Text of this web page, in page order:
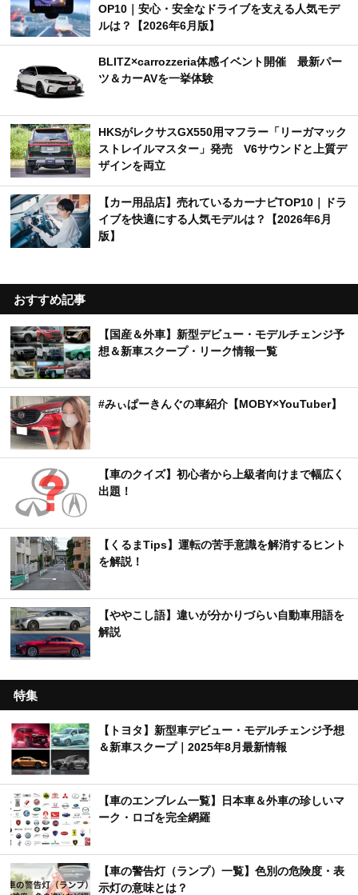
OP10｜安心・安全なドライブを支える人気モデ
ルは？【2026年6月版】
BLITZ×carrozzeria体感イベント開催 最新パー
ツ＆カーAVを一挙体験
HKSがレクサスGX550用マフラー「リーガマック
ストレイルマスター」発売 V6サウンドと上質デ
ザインを両立
【カー用品店】売れているカーナビTOP10｜ドラ
イブを快適にする人気モデルは？【2026年6月
版】
おすすめ記事
【国産＆外車】新型デビュー・モデルチェンジ予
想＆新車スクープ・リーク情報一覧
#みぃぱーきんぐの車紹介【MOBY×YouTuber】
【車のクイズ】初心者から上級者向けまで幅広く
出題！
【くるまTips】運転の苦手意識を解消するヒント
を解説！
【ややこし語】違いが分かりづらい自動車用語を
解説
特集
【トヨタ】新型車デビュー・モデルチェンジ予想
＆新車スクープ｜2025年8月最新情報
【車のエンブレム一覧】日本車＆外車の珍しいマ
ーク・ロゴを完全網羅
【車の警告灯（ランプ）一覧】色別の危険度・表
示灯の意味とは？